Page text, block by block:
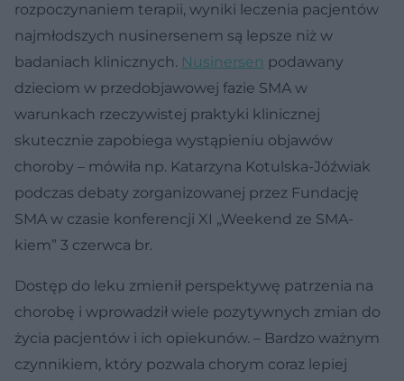
rozpoczynaniem terapii, wyniki leczenia pacjentów
najmłodszych nusinersenem są lepsze niż w
badaniach klinicznych. Nusinersen podawany
dzieciom w przedobjawowej fazie SMA w
warunkach rzeczywistej praktyki klinicznej
skutecznie zapobiega wystąpieniu objawów
choroby – mówiła np. Katarzyna Kotulska-Jóźwiak
podczas debaty zorganizowanej przez Fundację
SMA w czasie konferencji XI „Weekend ze SMA-
kiem” 3 czerwca br.
Dostęp do leku zmienił perspektywę patrzenia na
chorobę i wprowadził wiele pozytywnych zmian do
życia pacjentów i ich opiekunów. – Bardzo ważnym
czynnikiem, który pozwala chorym coraz lepiej